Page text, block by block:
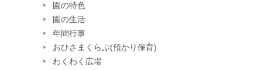
園の特色
園の生活
年間行事
おひさまくらぶ(預かり保育)
わくわく広場